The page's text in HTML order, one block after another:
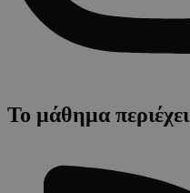
Το μάθημα περιέχει